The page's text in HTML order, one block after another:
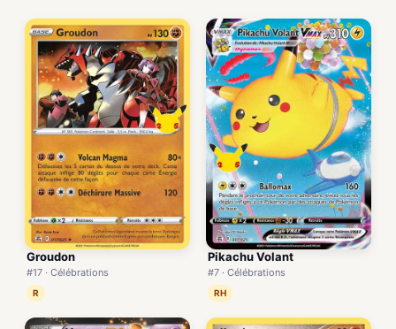
Groudon
#17 · Célébrations
R
Pikachu Volant
#7 · Célébrations
RH